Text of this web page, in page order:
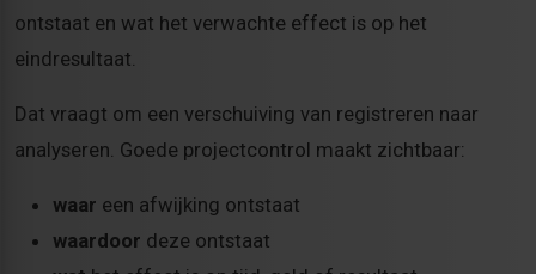
ontstaat en wat het verwachte effect is op het
eindresultaat.
Dat vraagt om een verschuiving van registreren naar
analyseren. Goede projectcontrol maakt zichtbaar:
waar een afwijking ontstaat
waardoor deze ontstaat